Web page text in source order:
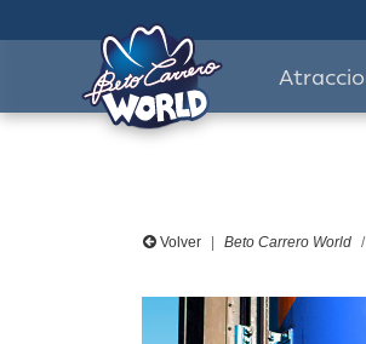
Volver Beto Carrero World